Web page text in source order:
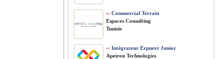
›› Commercial Terrain
Espaces Consulting
Tunisie
›› Intégrateur Erpnext Junior
Apeiron Technologies